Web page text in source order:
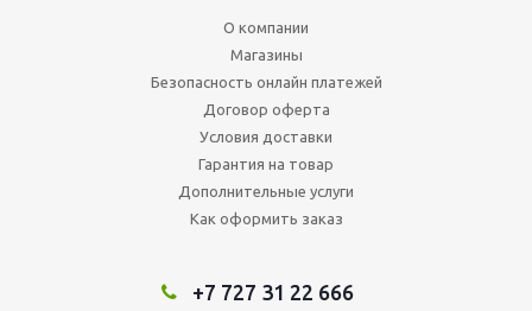
О компании
Магазины
Безопасность онлайн платежей
Договор оферта
Условия доставки
Гарантия на товар
Дополнительные услуги
Как оформить заказ
+7 727 31 22 666